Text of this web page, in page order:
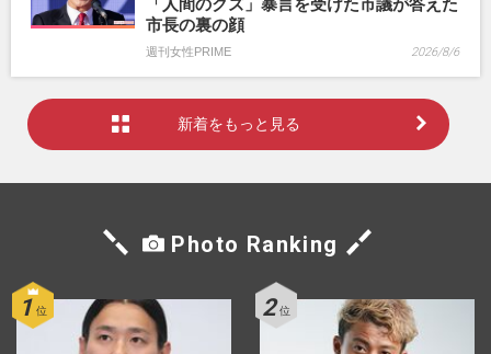
「人間のクズ」暴言を受けた市議が答えた
市長の裏の顔
週刊女性PRIME 2026/8/6
新着をもっと見る
Photo Ranking